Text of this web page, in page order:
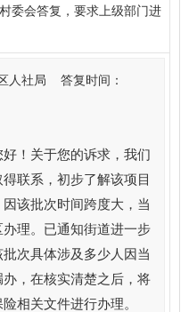
委会答复，要求上级部门进
人社局 答复时间：
！关于您的诉求，我们
联系，初步了解该项目
该批次时间跨度大，当
理。已通知街道进一步
次具体涉及多少人因当
，在核实清楚之后，将
相关文件进行办理。